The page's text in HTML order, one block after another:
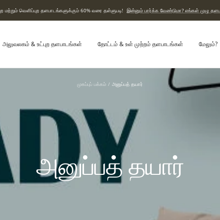
வெளிப்புற தளபாடங்களுக்கும் 60% வரை தள்ளுபடி! இன்னும் பார்க்க வேண்டுமா? எங்கள் முழு
அலுவலகம் & உட்புற தளபாடங்கள் தோட்டம் & உள் முற்றம் தளபாடங்கள் மேலும்?
முகப்புப் பக்கம் அனுப்பத் தயார்
அனுப்பத் தயார்